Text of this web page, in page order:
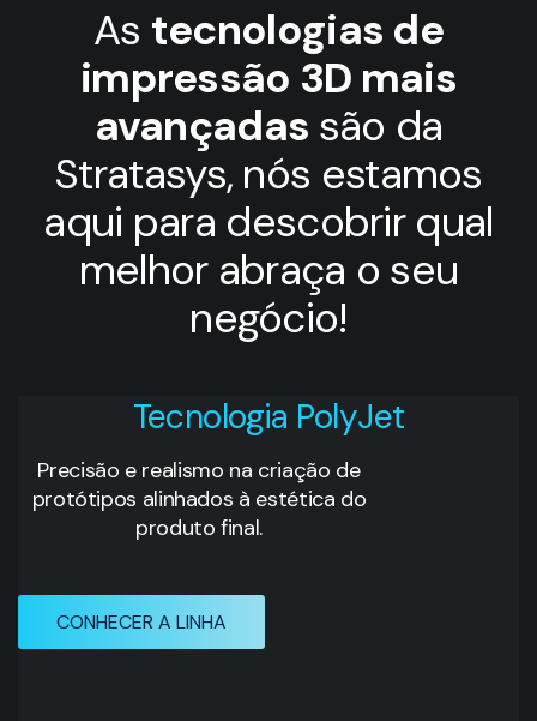
As tecnologias de
impressão 3D mais
avançadas são da
Stratasys, nós estamos
aqui para descobrir qual
melhor abraça o seu
negócio!
Tecnologia PolyJet
Precisão e realismo na criação de
protótipos alinhados à estética do
produto final.
CONHECER A LINHA